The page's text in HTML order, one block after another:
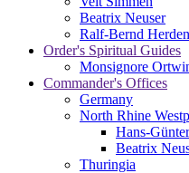
Beatrix Neuser
Ralf-Bernd Herden
Order's Spiritual Guides
Monsignore
Commander's Offices
Germany
North Rhine
Hans-
Beatrix
Thuringia